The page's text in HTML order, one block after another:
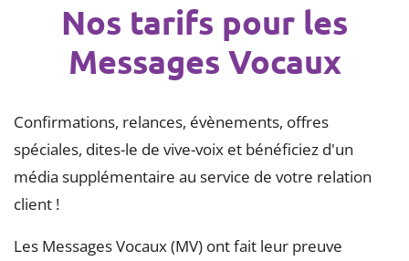
Nos tarifs pour les
Messages Vocaux
Confirmations, relances, évènements, offres
spéciales, dites-le de vive-voix et bénéficiez d'un
média supplémentaire au service de votre relation
client !
Les Messages Vocaux (MV) ont fait leur preuve